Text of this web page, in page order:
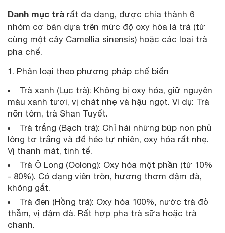
Danh mục trà rất đa dạng, được chia thành 6
nhóm cơ bản dựa trên mức độ oxy hóa lá trà (từ
cùng một cây Camellia sinensis) hoặc các loại trà
pha chế.
Phân loại theo phương pháp chế biến
Trà xanh (Lục trà): Không bị oxy hóa, giữ nguyên
màu xanh tươi, vị chát nhẹ và hậu ngọt. Ví dụ: Trà
nõn tôm, trà Shan Tuyết.
Trà trắng (Bạch trà): Chỉ hái những búp non phủ
lông tơ trắng và để héo tự nhiên, oxy hóa rất nhẹ.
Vị thanh mát, tinh tế.
Trà Ô Long (Oolong): Oxy hóa một phần (từ 10%
- 80%). Có dạng viên tròn, hương thơm đậm đà,
không gắt.
Trà đen (Hồng trà): Oxy hóa 100%, nước trà đỏ
thẫm, vị đậm đà. Rất hợp pha trà sữa hoặc trà
chanh.